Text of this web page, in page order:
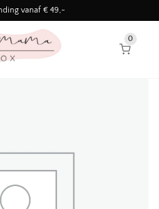
vanaf € 49,-
in huis!
0